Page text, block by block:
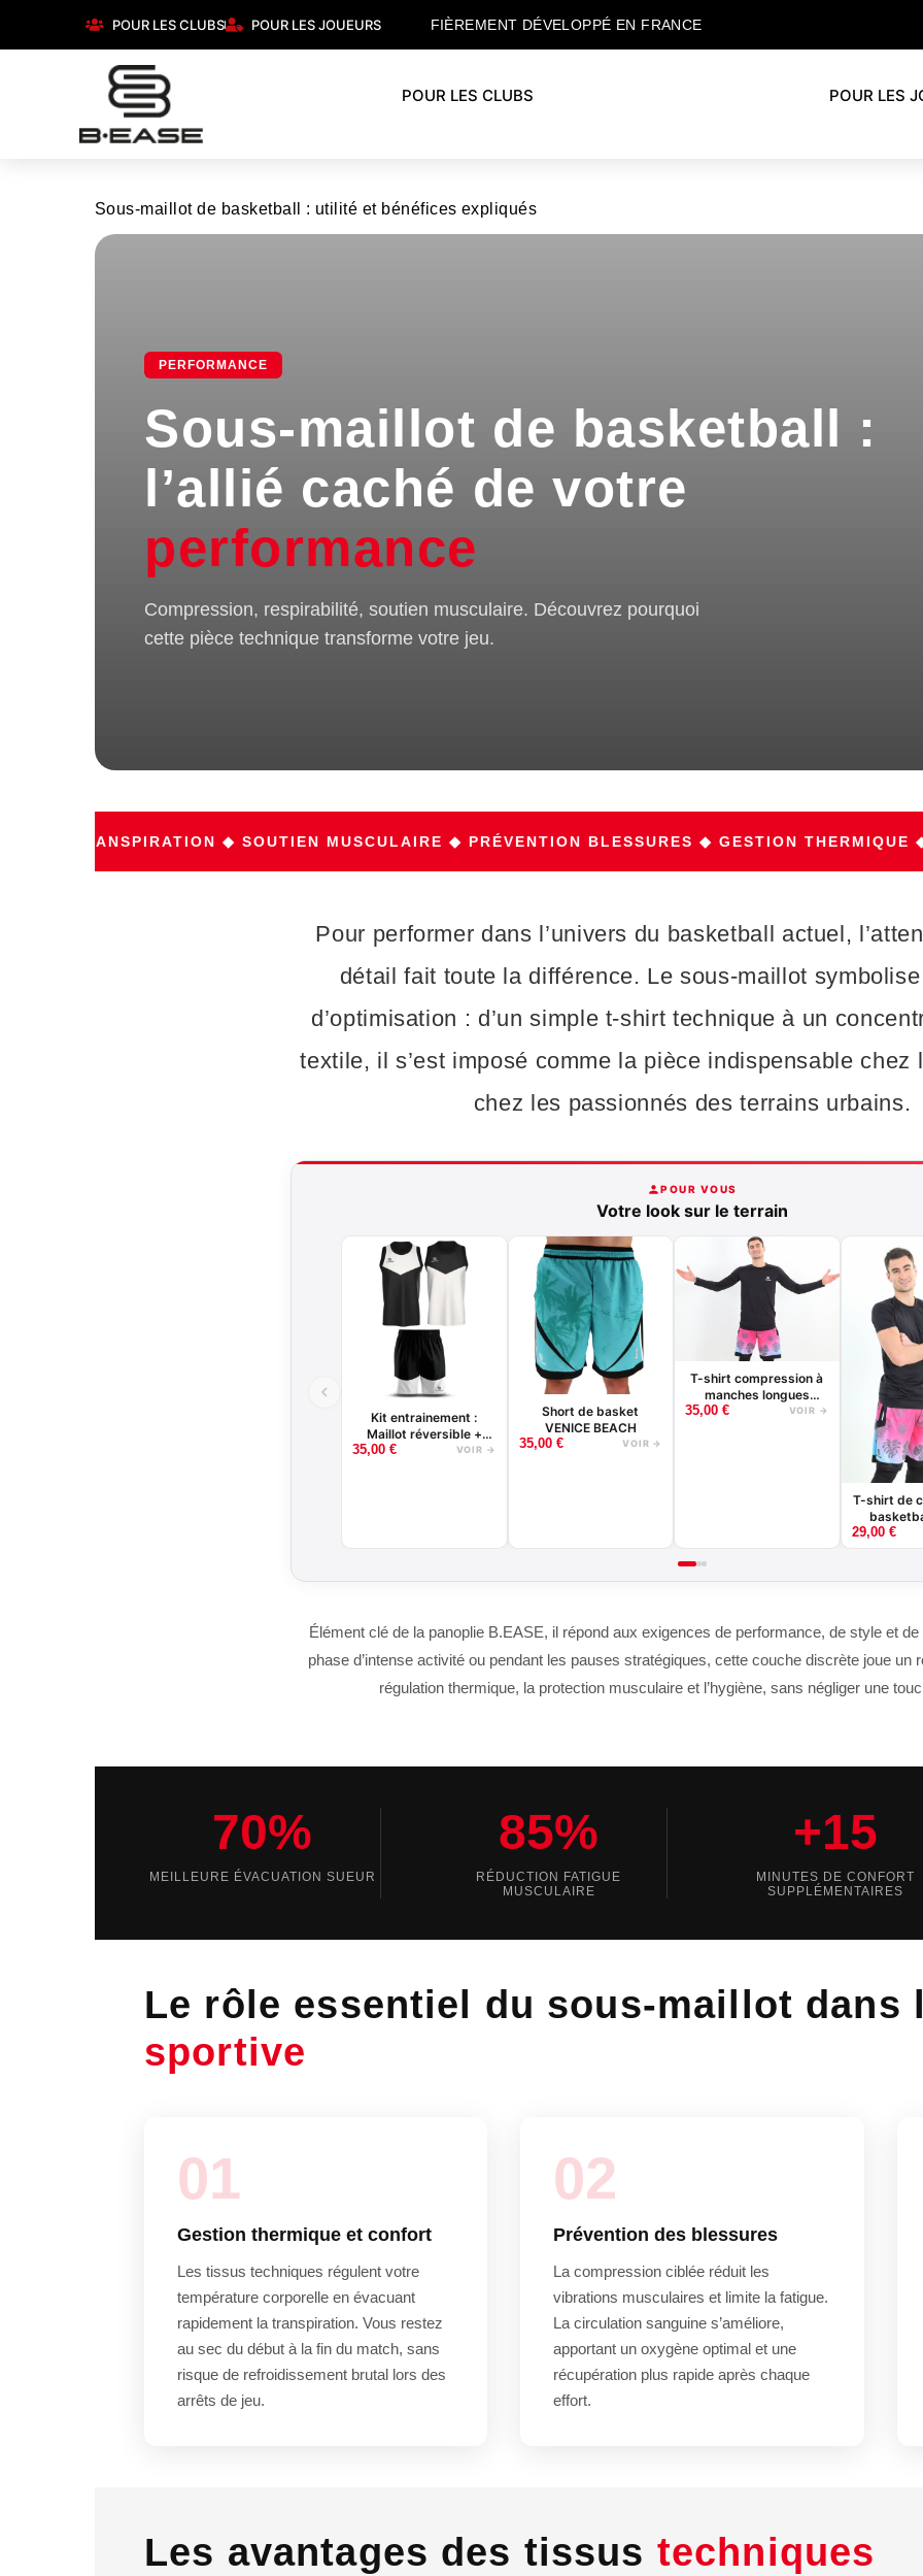
POUR LES CLUBS POUR LES JOUEURS FIÈREMENT DÉVELOPPÉ EN FRANCE
POUR LES CLUBS POUR LES
Sous-maillot de basketball : utilité et bénéfices expliqués
PERFORMANCE
Sous-maillot de basketball :
l’allié caché de votre
performance
Compression, respirabilité, soutien musculaire. Découvrez pourquoi
cette pièce technique transforme votre jeu.
TRANSPIRATION ◆ SOUTIEN MUSCULAIRE ◆ PRÉVENTION BLESSURES ◆ GESTION THERMIQUE ◆
Pour performer dans l’univers du basketball actuel,
détail fait toute la différence. Le sous-maillot
d’optimisation : d’un simple t-shirt technique à un
textile, il s’est imposé comme la pièce indispensable chez
chez les passionnés des terrains urbains.
POUR VOUS
Votre look sur le terrain
Kit entrainement :
Maillot réversible +
35,00 € VOIR →
Short de basket
VENICE BEACH
35,00 € VOIR →
T-shirt compression à
manches longues
basketball - Good
35,00 € VOIR →
T-shirt de
Game -
29,00 €
Élément clé de la panoplie B.EASE, il répond aux exigences de performance, de style et
phase d’intense activité ou pendant les pauses stratégiques, cette couche discrète joue un
régulation thermique, la protection musculaire et l’hygiène, sans négliger une
70%
MEILLEURE ÉVACUATION SUEUR
85%
RÉDUCTION FATIGUE
MUSCULAIRE
+15
MINUTES DE CONFORT
SUPPLÉMENTAIRES
Le rôle essentiel du sous-maillot dans
sportive
01
Gestion thermique et confort
Les tissus techniques régulent votre
température corporelle en évacuant
rapidement la transpiration. Vous restez
au sec du début à la fin du match, sans
risque de refroidissement brutal lors des
arrêts de jeu.
02
Prévention des blessures
La compression ciblée réduit les
vibrations musculaires et limite la fatigue.
La circulation sanguine s’améliore,
apportant un oxygène optimal et une
récupération plus rapide après chaque
effort.
Les avantages des tissus techniques